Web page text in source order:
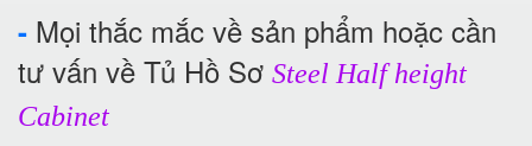
- Mọi thắc mắc về sản phẩm hoặc cần
tư vấn về Tủ Hồ Sơ Steel Half height
Cabinet